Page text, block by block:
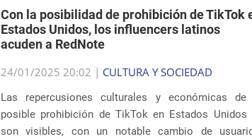
Con la posibilidad de prohibición de TikTok
Estados Unidos, los influencers latinos
acuden a RedNote
24/01/2025 20:02 | CULTURA Y SOCIEDAD
Las repercusiones culturales y económicas de
posible prohibición de TikTok en Estados Unidos
son visibles, con un notable cambio de